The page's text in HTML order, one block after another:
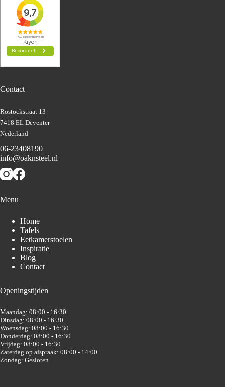
Contact
Rostockstraat 13
7418 EL Deventer
Nederland
06-23408190
info@oaknsteel.nl
Menu
Home
Tafels
Eetkamerstoelen
Inspiratie
Blog
Contact
Openingstijden
Maandag: 08:00 - 16:30
Dinsdag: 08:00 - 16:30
Woensdag: 08:00 - 16:30
Donderdag: 08:00 - 16:30
Vrijdag: 08:00 - 16:30
Zaterdag op afspraak: 08:00 - 14:00
Zondag: Gesloten